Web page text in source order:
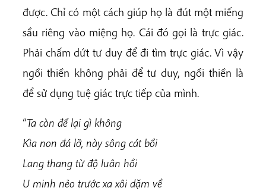
được. Chỉ có một cách giúp họ là đút một miếng
sầu riêng vào miệng họ. Cái đó gọi là trực giác.
Phải chấm dứt tư duy để đi tìm trực giác. Vì vậy
ngồi thiền không phải để tư duy, ngồi thiền là
để sử dụng tuệ giác trực tiếp của mình.
“Ta còn để lại gì không
Kìa non đá lỡ, này sông cát bồi
Lang thang từ độ luân hồi
U minh nẻo trước xa xôi dặm về